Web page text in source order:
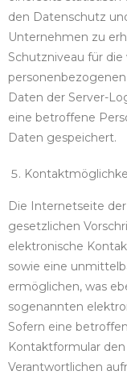
den Datenschutz
Unternehmen zu
Schutzniveau für
Daten der Server-
eine betroffene
Daten gespeichert.
Die Internetseite
gesetzlichen
elektronische
sowie eine
ermöglichen, was
sogenannten
Sofern eine
Kontaktformular
Verantwortlichen